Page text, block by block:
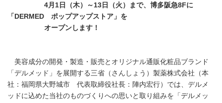
4月 1 日（木）～13 日（火）まで、博多阪急8Fに
「 DERMED ポップアップストア」を
オープンします！
美容成分の開発・製造・販売とオリジナル通販化粧品ブランド
「デルメッド」を展開する三省（さんしょう）製薬株式会社（本
社：福岡県大野城市 代表取締役社長：陣内宏行）では、デルメ
ッドに込めた当社のものづくりへの思いと取り組みを「デルメッ